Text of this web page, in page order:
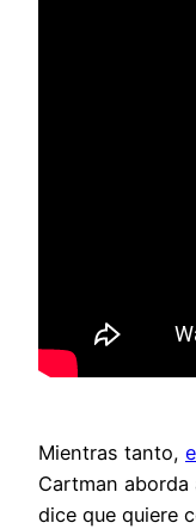
Mientras tanto,
Cartman aborda
dice que quiere